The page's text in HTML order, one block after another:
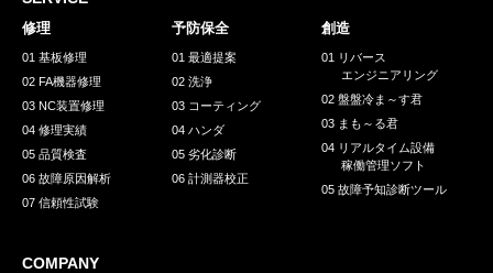
環境への取り組み
お問い合わせ 発送先
修理
01 基板修理
02 FA機器修理
03 NC装置修理
04 修理実績
05 品質検査
06 故障原因解析
07 信頼性試験
予防保全
01 最適提案
02 洗浄
03 コーティング
04 ハンダ
05 劣化診断
06 計測器校正
創造
01 リバース
エンジニアリング
02 盤盤冷ま～す君
03 まも～る君
04 リアルタイム設備
稼働管理ソフト
05 故障予知診断ツール
COMPANY